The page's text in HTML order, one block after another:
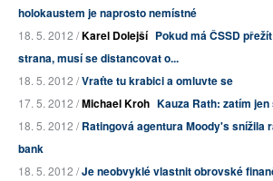
holokaustem je naprosto nemístné
18. 5. 2012 /Karel Dolejší Pokud má ČSSD
strana, musí se distancovat o...
18. 5. 2012 /Vraťte tu krabici a omluvte se
17. 5. 2012 /Michael Kroh Kauza Rath: zatím
18. 5. 2012 /Ratingová agentura Moody's snížila
bank
18. 5. 2012 /Je neobvyklé vlastnit obrovské